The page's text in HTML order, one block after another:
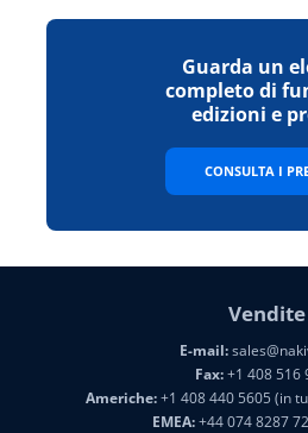
Guarda un
completo di
edizioni e
CONSULTA I
Vendite
E-mail:
Fax:+1 408 516
Americhe:+1 408 440 5605 (in
EMEA:+44 074 8287